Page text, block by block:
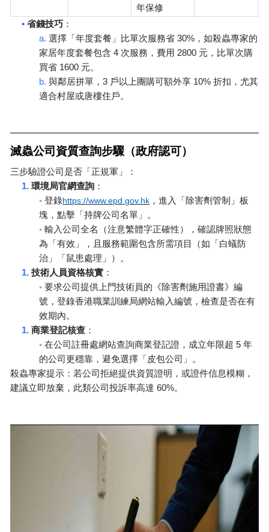
年保修
•省錢技巧 ：
a.選擇「年度套餐」比單次服務省 30% ，如殺蟲專家的
家居年度套餐包含4 次服務，費用 2800 元，比單次購
買省 1600 元。
b.與鄰居拼單，3 戶以上團購可額外享 10%折扣，尤其
適合村屋或唐樓住戶。
滅蟲公司資質查詢步驟（政府認可）
三步驗證公司是否「正規軍」：
1.環境局官網查詢 ：
◦登錄https://www.epd .gov.hk ，進入「除害劑管制」板
塊，點擊「持牌公司名單」。
◦輸入公司全名（注意繁體字正確性），確認牌照狀態
為「有效」，且服務範圍包含所需項目（如「白蟻防
治」「鼠患處理」）。
1.技術人員資格核實 ：
◦要求公司提供上門技術員的《除害劑施用證書》編
號，登錄香港職業訓練局網站輸入編號，檢查是否在有
效期內。
1.商業登記核查 ：
◦在公司註冊處網站查詢商業登記證，成立年限超 5年
的公司更穩靠，避免選擇「皮包公司」。
殺蟲專家提示：若公司拒絕提供資質證明，或證件信息模糊，
建議立即放棄，此類公司投訴率高達 60%。